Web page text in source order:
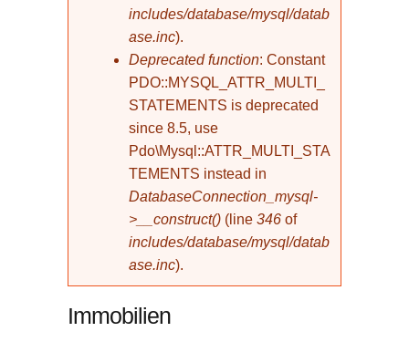
includes/database/mysql/datab
ase.inc).
Deprecated function: Constant
PDO::MYSQL_ATTR_MULTI_
STATEMENTS is deprecated
since 8.5, use
Pdo\Mysql::ATTR_MULTI_STA
TEMENTS instead in
DatabaseConnection_mysql-
>__construct() (line 346 of
includes/database/mysql/datab
ase.inc).
Immobilien